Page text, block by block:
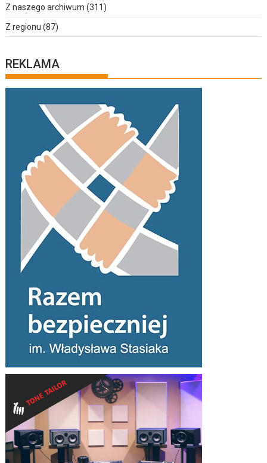
Z naszego archiwum (311)
Z regionu (87)
REKLAMA